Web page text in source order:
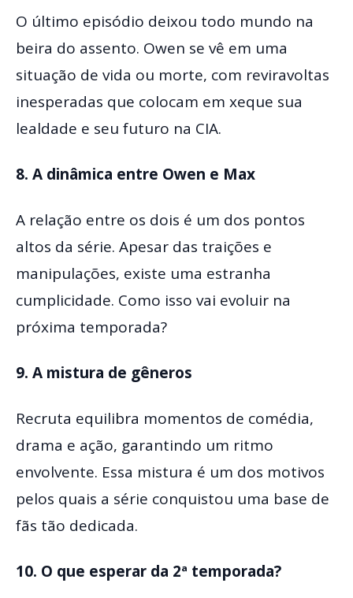
O último episódio deixou todo mundo na
beira do assento. Owen se vê em uma
situação de vida ou morte, com reviravoltas
inesperadas que colocam em xeque sua
lealdade e seu futuro na CIA.
8. A dinâmica entre Owen e Max
A relação entre os dois é um dos pontos
altos da série. Apesar das traições e
manipulações, existe uma estranha
cumplicidade. Como isso vai evoluir na
próxima temporada?
9. A mistura de gêneros
Recruta equilibra momentos de comédia,
drama e ação, garantindo um ritmo
envolvente. Essa mistura é um dos motivos
pelos quais a série conquistou uma base de
fãs tão dedicada.
10. O que esperar da 2ª temporada?